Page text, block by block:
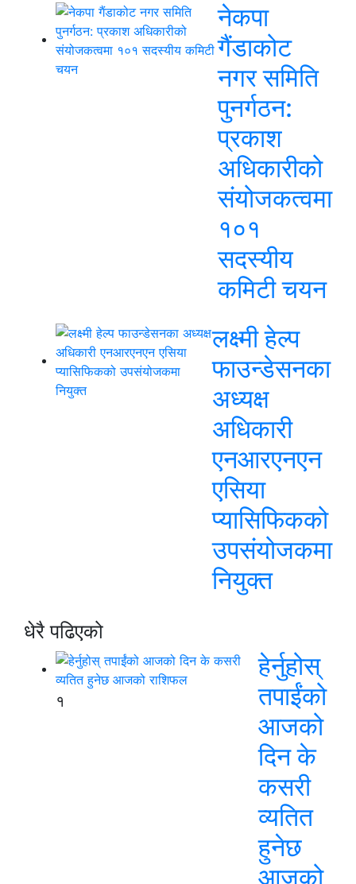
नेकपा
गैंडाकोट
नगर समिति
पुनर्गठन:
प्रकाश
अधिकारीको
संयोजकत्वमा
१०१
सदस्यीय
कमिटी चयन
लक्ष्मी हेल्प
फाउन्डेसनका
अध्यक्ष
अधिकारी
एनआरएनएन
एसिया
प्यासिफिकको
उपसंयोजकमा
नियुक्त
धेरै पढिएको
१
हेर्नुहोस्
तपाईंको
आजको
दिन के
कसरी
व्यतित
हुनेछ
आजको